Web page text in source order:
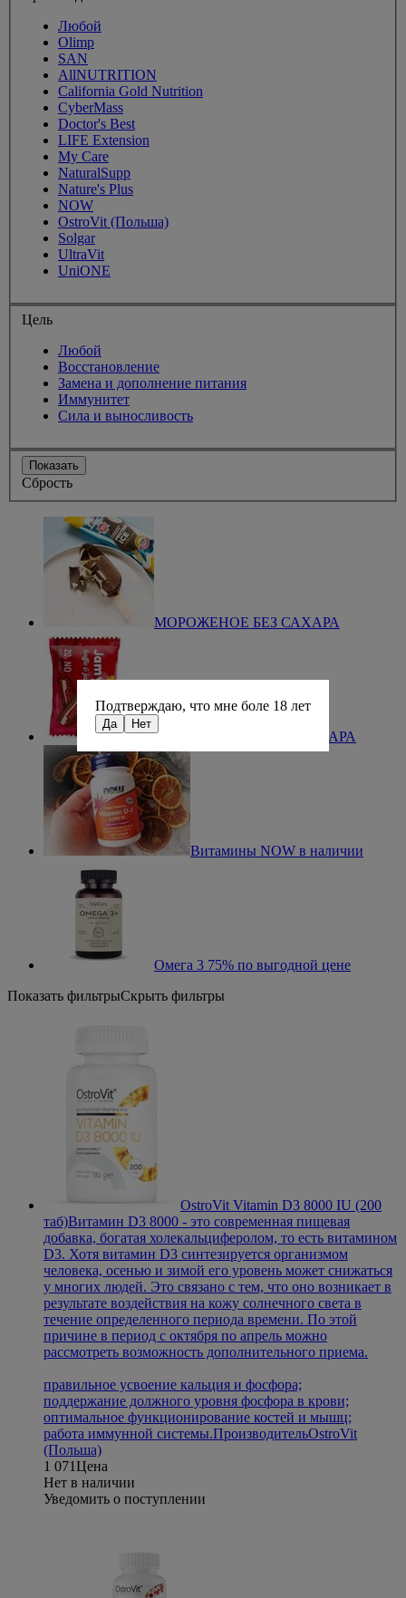
Любой
Olimp
SAN
AllNUTRITION
California Gold Nutrition
CyberMass
Doctor's Best
LIFE Extension
My Care
NaturalSupp
Nature's Plus
NOW
OstroVit (Польша)
Solgar
UltraVit
UniONE
Цель
Любой
Восстановление
Замена и дополнение питания
Иммунитет
Сила и выносливость
Показать
Сбрость
МОРОЖЕНОЕ БЕЗ САХАРА
Новое печенье - суфле БЕЗ САХАРА
Витамины NOW в наличии
Омега 3 75% по выгодной цене
Показать фильтрыСкрыть фильтры
OstroVit Vitamin D3 8000 IU (200
таб)Витамин D3 8000 - это современная пищевая
добавка, богатая холекальциферолом, то есть витамином
D3. Хотя витамин D3 синтезируется организмом
человека, осенью и зимой его уровень может снижаться
у многих людей. Это связано с тем, что оно возникает в
результате воздействия на кожу солнечного света в
течение определенного периода времени. По этой
причине в период с октября по апрель можно
рассмотреть возможность дополнительного приема.
правильное усвоение кальция и фосфора;
поддержание должного уровня фосфора в крови;
оптимальное функционирование костей и мышц;
работа иммунной системы.ПроизводительOstroVit
(Польша)
1 071Цена
Нет в наличии
Уведомить о поступлении
Подтверждаю, что мне боле 18 лет
Да Нет